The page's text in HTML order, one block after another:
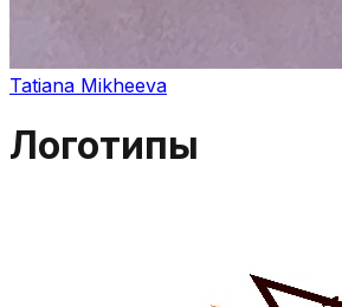
Tatiana Mikheeva
Логотипы